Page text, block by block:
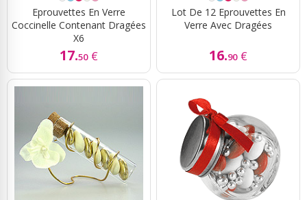
Eprouvettes En Verre
Coccinelle Contenant Dragées
X6
17.50 €
Lot De 12 Eprouvettes En
Verre Avec Dragées
16.90 €